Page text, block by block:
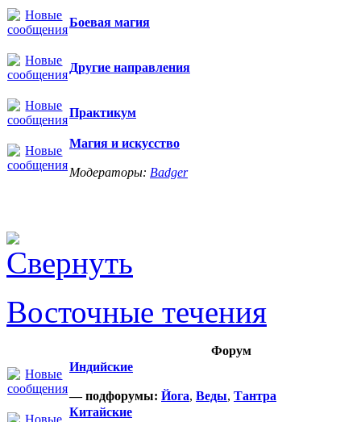
Боевая магия
Другие направления
Практикум
Магия и искусство
Модераторы: Badger
Восточные течения
Форум
Индийские
— подфорумы: Йога, Веды, Тантра
Китайские